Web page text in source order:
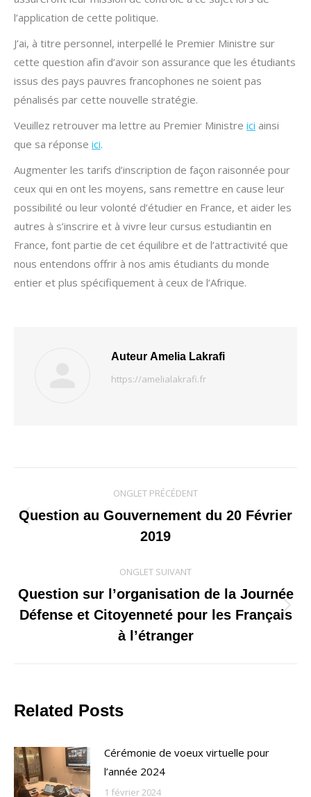
l’application de cette politique.
J’ai, à titre personnel, interpellé le Premier Ministre sur
cette question afin d’avoir son assurance que les étudiants
issus des pays pauvres francophones ne soient pas
pénalisés par cette nouvelle stratégie.
Veuillez retrouver ma lettre au Premier Ministre ici ainsi
que sa réponse ici.
Augmenter les tarifs d’inscription de façon raisonnée pour
ceux qui en ont les moyens, sans remettre en cause leur
possibilité ou leur volonté d’étudier en France, et aider les
autres à s’inscrire et à vivre leur cursus estudiantin en
France, font partie de cet équilibre et de l’attractivité que
nous entendons offrir à nos amis étudiants du monde
entier et plus spécifiquement à ceux de l’Afrique.
Auteur Amelia Lakrafi
https://amelialakrafi.fr
de
commentaire
ONGLET PRÉCÉDENT
Onglet
précédent
Question au Gouvernement du 20 Février
2019
ONGLET SUIVANT
Onglet
suivant
Question sur l’organisation de la Journée
Défense et Citoyenneté pour les Français
à l’étranger
Related Posts
Cérémonie de voeux virtuelle pour
l’année 2024
1 février 2024